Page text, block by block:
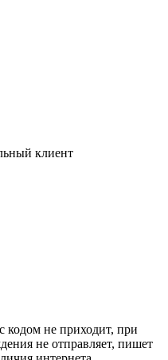
клиент
кодом не приходит, при
не отправляет, пишет